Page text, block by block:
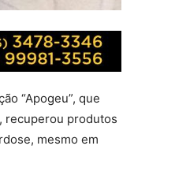
“Apogeu”, que
recuperou produtos
mesmo em